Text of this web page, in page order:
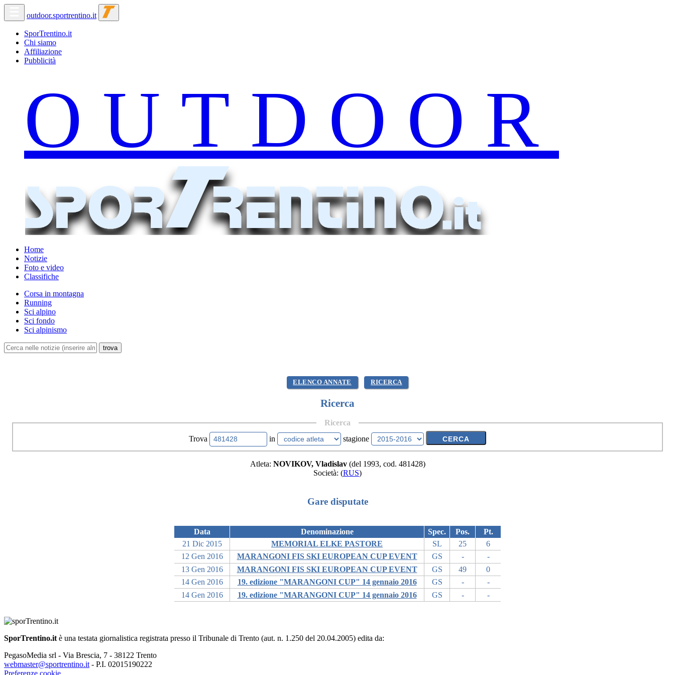
outdoor.sportrentino.it
SporTrentino.it
Chi siamo
Affiliazione
Pubblicità
Home
Notizie
Foto e video
Classifiche
Corsa in montagna
Running
Sci alpino
Sci fondo
Sci alpinismo
ELENCO ANNATE RICERCA
Ricerca
Ricerca
Trova
in stagione
Atleta: NOVIKOV, Vladislav(del 1993, cod. 481428)
Società: (RUS)
Gare disputate
Data Denominazione Spec. Pos.
Pt.
21 Dic 2015
MEMORIAL ELKE PASTORE SL 25
6
12 Gen 2016
MARANGONI FIS SKI EUROPEAN CUP EVENT GS -
-
13 Gen 2016
MARANGONI FIS SKI EUROPEAN CUP EVENT GS 49
0
14 Gen 2016
19. edizione "MARANGONI CUP" 14 gennaio 2016 GS -
-
14 Gen 2016
19. edizione "MARANGONI CUP" 14 gennaio 2016 GS - -
SporTrentino.it è una testata giornalistica registrata presso il Tribunale di Trento (aut. n. 1.250 del 20.04.2005) edita da:
PegasoMedia srl - Via Brescia, 7 - 38122 Trento
webmaster@sportrentino.it - P.I. 02015190222
Preferenze cookie